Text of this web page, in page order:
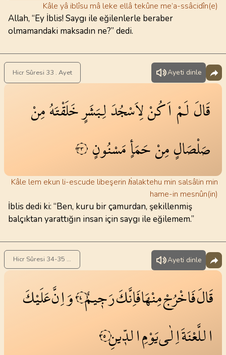
Kâle yâ iblîsu mâ leke ellâ tekûne me’a-ssâcidîn(e)
Allah, “Ey İblis! Saygı ile eğilenlerle beraber
olmamandaki maksadın ne?” dedi.
Hicr Sûresi 33 . Ayet Ayeti dinle
قَالَلَمْ اَكُنْلِاَسْجُدَلِبَشَرٍخَلَقْتَهُمِنْ
صَلْصَالٍمِنْحَمَأٍمَسْنُونٍ ٣٣
Kâle lem ekun li-escude libeşerin ḣalaktehu min salsâlin min
hame-in mesnûn(in)
İblis dedi ki: “Ben, kuru bir çamurdan, şekillenmiş
balçıktan yarattığın insan için saygı ile eğilemem.”
Hicr Sûresi 34-35 . Ayet Ayeti dinle
قَالَفَاخْرُجْمِنْهَافَاِنَّكَرَج۪يمٌ٣٤وَاِنَّعَلَيْكَ
اللَّعْنَةَاِلٰىيَوْمِالدّ۪ينِ٣٥